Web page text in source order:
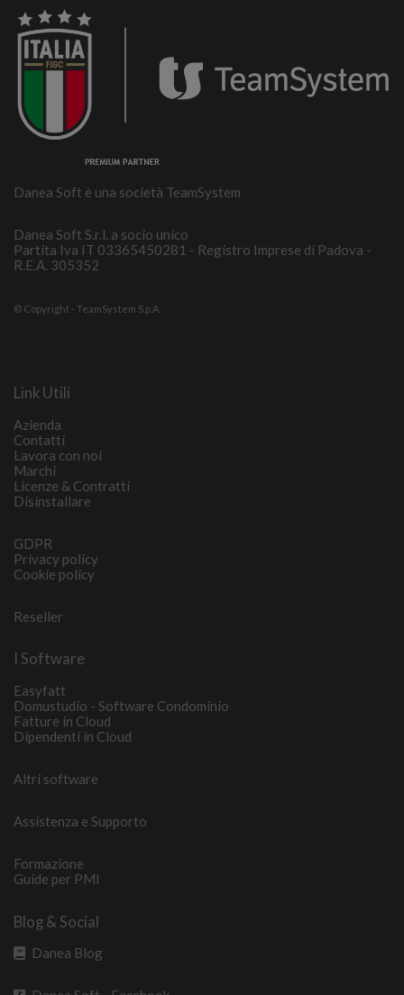
Danea Soft è una società TeamSystem
Danea Soft S.r.l. a socio unico
Partita Iva IT 03365450281 - Registro Imprese di Padova -
R.E.A. 305352
© Copyright - TeamSystem S.p.A.
Link Utili
Azienda
Contatti
Lavora con noi
Marchi
Licenze & Contratti
Disinstallare
GDPR
Privacy policy
Cookie policy
Reseller
I Software
Easyfatt
Domustudio - Software Condominio
Fatture in Cloud
Dipendenti in Cloud
Altri software
Assistenza e Supporto
Formazione
Guide per PMI
Blog & Social
Danea Blog